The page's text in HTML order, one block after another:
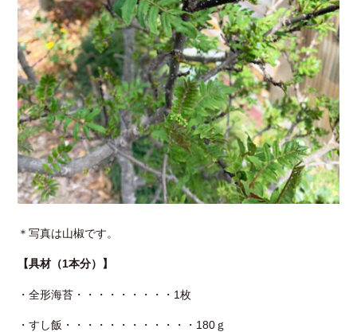
＊写真は山椒です。
【具材（1本分）】
・全形海苔・・・・・・・・・1枚
・すし飯・・・・・・・・・・・・180ｇ